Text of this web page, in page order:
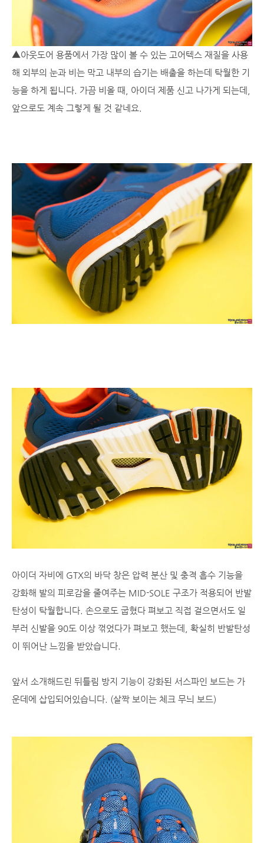
▲아웃도어 용품에서 가장 많이 볼 수 있는 고어텍스 재질을 사용
해 외부의 눈과 비는 막고 내부의 습기는 배출을 하는데 탁월한 기
능을 하게 됩니다. 가끔 비올 때, 아이더 제품 신고 나가게 되는데,
앞으로도 계속 그렇게 될 것 같네요.
아이더 자비에 GTX의 바닥 창은 압력 분산 및 충격 흡수 기능을
강화해 발의 피로감을 줄여주는 MID-SOLE 구조가 적용되어 반발
탄성이 탁월합니다. 손으로도 굽혔다 펴보고 직접 걸으면서도 일
부러 신발을 90도 이상 꺾었다가 펴보고 했는데, 확실히 반발탄성
이 뛰어난 느낌을 받았습니다.
앞서 소개해드린 뒤틀림 방지 기능이 강화된 서스파인 보드는 가
운데에 삽입되어있습니다. (살짝 보이는 체크 무늬 보드)